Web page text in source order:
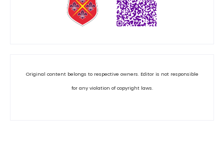
Original content belongs to respective owners. Editor is not responsible
for any violation of copyright laws.